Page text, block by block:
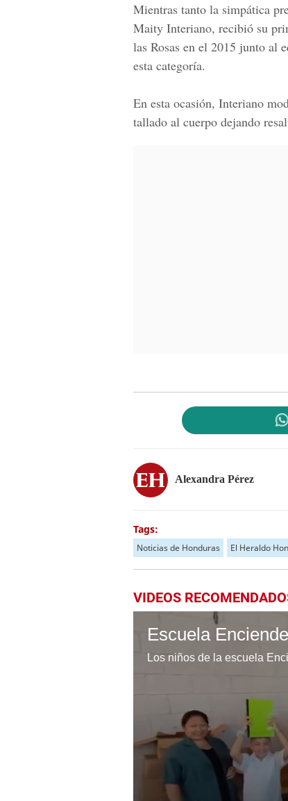
Mientras tanto la simpática
Maity Interiano, recibió su
las Rosas en el 2015 junto al
esta categoría.
En esta ocasión, Interiano
tallado al cuerpo dejando
Alexandra Pérez
Tags:
Noticias de Honduras El Heraldo
VIDEOS